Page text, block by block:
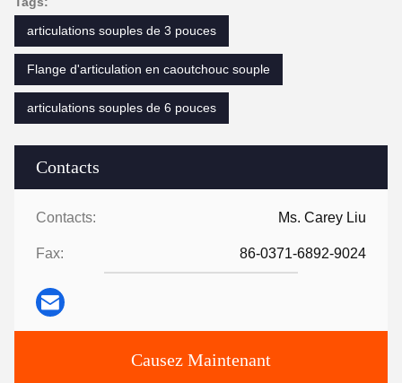
Contacts
Contacts: Ms. Carey Liu
Fax: 86-0371-6892-9024
Causez Maintenant
articulations souples de 3 pouces
Flange d'articulation en caoutchouc souple
articulations souples de 6 pouces